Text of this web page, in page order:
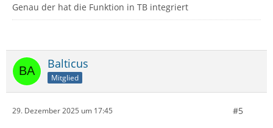
Genau der hat die Funktion in TB integriert
Balticus
Mitglied
29. Dezember 2025 um 17:45 #5